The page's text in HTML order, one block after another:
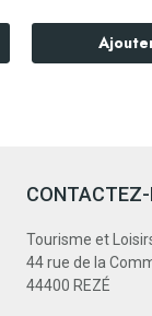
CONTACTEZ-
Tourisme et
44 rue de la
44400 REZÉ